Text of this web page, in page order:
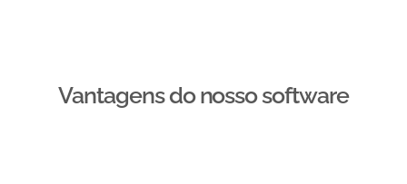
Vantagens do nosso software​